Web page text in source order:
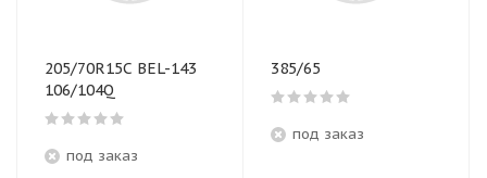
205/70R15C BEL-143
106/104Q
под заказ
385/65
под заказ